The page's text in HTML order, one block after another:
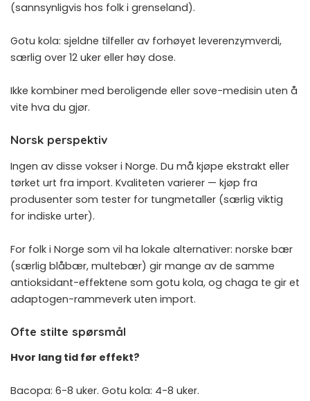
(sannsynligvis hos folk i grenseland).
Gotu kola: sjeldne tilfeller av forhøyet leverenzymverdi,
særlig over 12 uker eller høy dose.
Ikke kombiner med beroligende eller sove-medisin uten å
vite hva du gjør.
Norsk perspektiv
Ingen av disse vokser i Norge. Du må kjøpe ekstrakt eller
tørket urt fra import. Kvaliteten varierer — kjøp fra
produsenter som tester for tungmetaller (særlig viktig
for indiske urter).
For folk i Norge som vil ha lokale alternativer: norske bær
(særlig blåbær, multebær) gir mange av de samme
antioksidant-effektene som gotu kola, og chaga te gir et
adaptogen-rammeverk uten import.
Ofte stilte spørsmål
Hvor lang tid før effekt?
Bacopa: 6-8 uker. Gotu kola: 4-8 uker.